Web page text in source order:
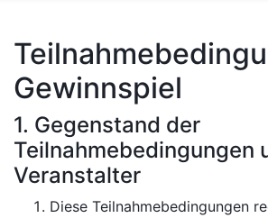
Gewinnspiel
1. Gegenstand der
Teilnahmebedingungen
Veranstalter
Diese Teilnahmebedingungen